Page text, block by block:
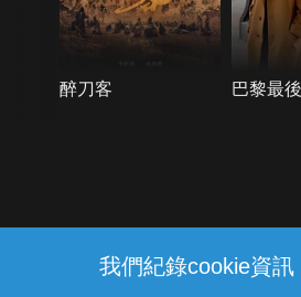
我們紀錄cookie資
醉刀客 巴黎最